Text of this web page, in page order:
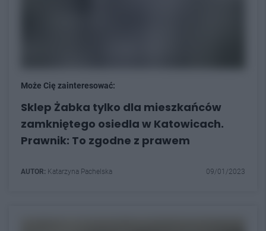
Może Cię zainteresować:
Sklep Żabka tylko dla mieszkańców
zamkniętego osiedla w Katowicach.
Prawnik: To zgodne z prawem
AUTOR: Katarzyna Pachelska 09/01/2023